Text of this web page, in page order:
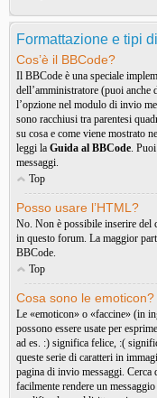
Formattazione e tipi
Cos’è il BBCode?
Il BBCode è una speciale
dell’amministratore (puoi
l’opzione nel modulo di invio
sono racchiusi tra parentesi
su cosa e come viene mostrato
leggi la Guida al BBCode.
messaggi.
Top
Posso usare l’HTML?
No. Non è possibile inserire del
in questo forum. La maggior
BBCode.
Top
Cosa sono le emoticon?
Le «emoticon» o «faccine» (in
possono essere usate per
ad es. :) significa felice, :(
queste serie di caratteri in
pagina di invio messaggi. Cerca
facilmente rendere un